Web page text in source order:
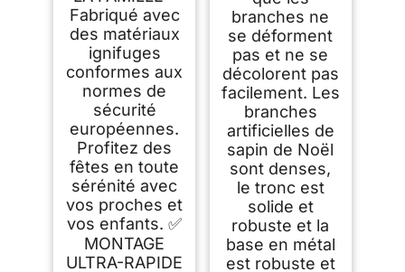
Fabriqué avec
des matériaux
ignifuges
conformes aux
normes de
sécurité
européennes.
Profitez des
fêtes en toute
sérénité avec
vos proches et
vos enfants. ✅
MONTAGE
ULTRA-RAPIDE
branches ne
se déforment
pas et ne se
décolorent pas
facilement. Les
branches
artificielles de
sapin de Noël
sont denses,
le tronc est
solide et
robuste et la
base en métal
est robuste et